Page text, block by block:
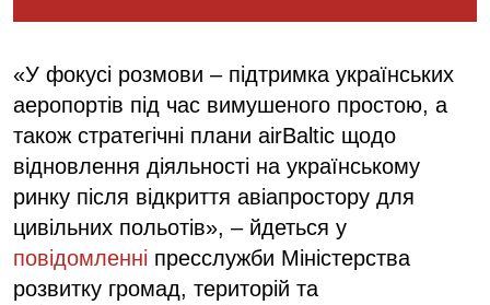
«У фокусі розмови – підтримка українських
аеропортів під час вимушеного простою, а
також стратегічні плани airBaltic щодо
відновлення діяльності на українському
ринку після відкриття авіапростору для
цивільних польотів», – йдеться у
повідомленні пресслужби Міністерства
розвитку громад, територій та